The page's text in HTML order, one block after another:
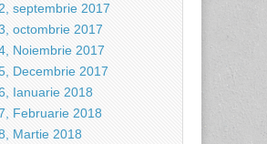
septembrie 2017
octombrie 2017
Noiembrie 2017
Decembrie 2017
Ianuarie 2018
Februarie 2018
Martie 2018